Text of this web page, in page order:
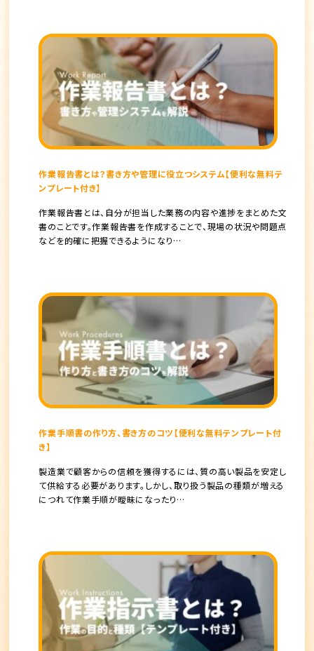
作業報告書とは？書き方や管理に役立つシステム【便利な無料テ
ンプレート付き】
作業報告書とは、自分が担当した業務の内容や進捗をまとめた文
書のことです。作業報告書を作成することで、現場の状況や問題点
などを的確に把握できるようになり…
作業手順書の作り方、書き方のコツ【便利な無料テンプレート付
き】
製造業で顧客からの信頼を獲得するには、質の高い製品を安定し
て供給する必要があります。しかし、取り扱う製品の種類が増える
につれて作業手順が曖昧になったり…